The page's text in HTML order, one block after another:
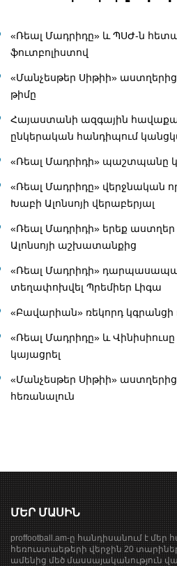
«Ռեալ Մադրիդը» և ՊՍԺ-ն
ֆուտբոլիստով
«Մանչեսթեր Սիթիի» աստղերից
թիմը
Հայաստանի ազգային
ընկերական հանդիպում
«Ռեալ Մադրիդի» պաշտպանը
«Ռեալ Մադրիդը» վերջնական
Խաբի Ալոնսոյի վերաբերյալ
«Ռեալ Մադրիդի» երեք
Ալոնսոյի աշխատանքից
«Ռեալ Մադրիդի»
տեղափոխվել Պրեմիեր Լիգա
«Բավարիան» ռեկորդ կգրանցի
«Ռեալ Մադրիդը» և
կայացրել
«Մանչեսթեր Սիթիի»
հեռանալուն
ՄԵՐ ՄԱՍԻՆ
proffootball.am-ը հանդիսանում է
հեռուստաեթերի վերջին 20
ամենից մեծ մասսայականություն